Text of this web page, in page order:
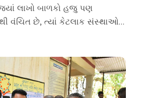
લાખો બાળકો હજુ પણ
વંચિત છે, ત્યાં કેટલાક સંસ્થાઓ